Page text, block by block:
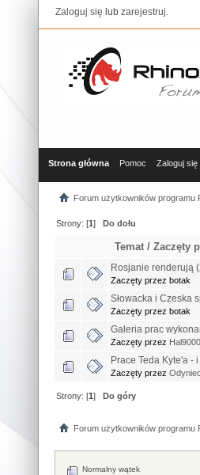
Zaloguj się lub zarejestruj.
Strona główna Pomoc Zaloguj się
Forum użytkowników programu
Strony: [1]Do dołu
Temat /Zaczęty
Rosjanie renderują
Zaczęty przez botak
Słowacka i Czeska
Zaczęty przez botak
Galeria prac
Zaczęty przez Hal9000
Prace Teda Kyte'a -
Zaczęty przez Odyniec
Strony: [1]Do góry
Forum użytkowników programu
Normalny wątek